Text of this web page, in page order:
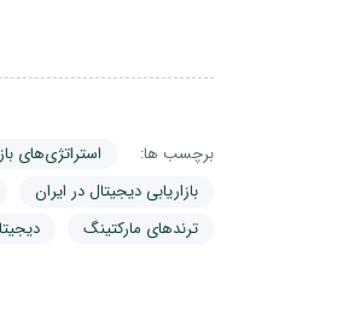
برچسب ها: استراتژی‌های
بازاریابی دیجیتال در ایران
ترندهای مارکتینگ